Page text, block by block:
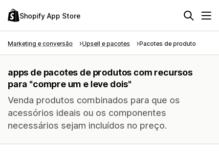
Shopify App Store
Marketing e conversão Upsell e pacotes Pacotes de produto
apps de pacotes de produtos com recursos
para "compre um e leve dois"
Venda produtos combinados para que os
acessórios ideais ou os componentes
necessários sejam incluídos no preço.